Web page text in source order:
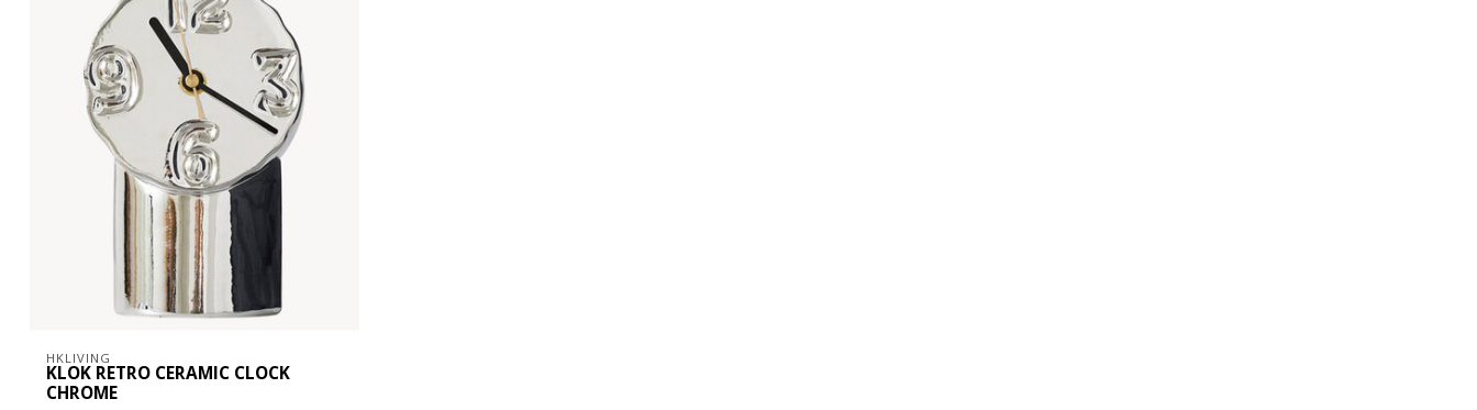
HKLIVING
KLOK RETRO CERAMIC CLOCK
CHROME